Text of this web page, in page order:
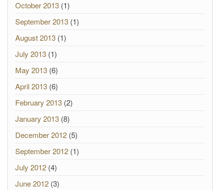
October 2013 (1)
September 2013 (1)
August 2013 (1)
July 2013 (1)
May 2013 (6)
April 2013 (6)
February 2013 (2)
January 2013 (8)
December 2012 (5)
September 2012 (1)
July 2012 (4)
June 2012 (3)